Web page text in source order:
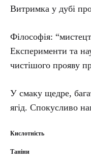
Витримка у дубі
Філософія:
Експерименти та
чистішого прояву
У смаку щедре,
ягід. Спокусливо
Кислотність
Таніни